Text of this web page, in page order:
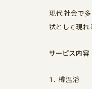
現代社会で多
状として現れ
サービス内容
1. 樽温浴